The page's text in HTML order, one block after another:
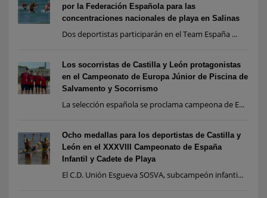
por la Federación Española para las
concentraciones nacionales de playa en Salinas
Dos deportistas participarán en el Team España ...
Los socorristas de Castilla y León protagonistas
en el Campeonato de Europa Júnior de Piscina de
Salvamento y Socorrismo
La selección española se proclama campeona de E...
Ocho medallas para los deportistas de Castilla y
León en el XXXVIII Campeonato de España
Infantil y Cadete de Playa
El C.D. Unión Esgueva SOSVA, subcampeón infanti...